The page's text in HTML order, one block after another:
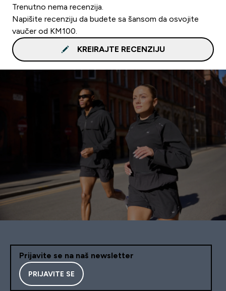
Trenutno nema recenzija.
Napišite recenziju da budete sa šansom da osvojite
vaučer od KM100.
KREIRAJTE RECENZIJU
Prijavite se na naš newsletter
PRIJAVITE SE